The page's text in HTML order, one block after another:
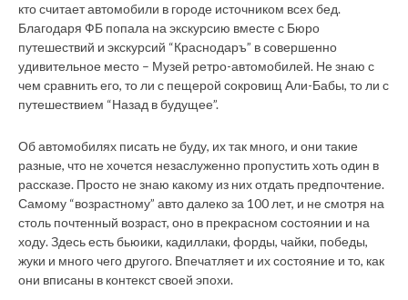
кто считает автомобили в городе источником всех бед.
Благодаря ФБ попала на экскурсию вместе с Бюро
путешествий и экскурсий “Краснодаръ” в совершенно
удивительное место – Музей ретро-автомобилей. Не знаю с
чем сравнить его, то ли с пещерой сокровищ Али-Бабы, то ли с
путешествием “Назад в будущее”.
Об автомобилях писать не буду, их так много, и они такие
разные, что не хочется незаслуженно пропустить хоть один в
рассказе. Просто не знаю какому из них отдать предпочтение.
Самому “возрастному” авто далеко за 100 лет, и не смотря на
столь почтенный возраст, оно в прекрасном состоянии и на
ходу. Здесь есть бьюики, кадиллаки, форды, чайки, победы,
жуки и много чего другого. Впечатляет и их состояние и то, как
они вписаны в контекст своей эпохи.